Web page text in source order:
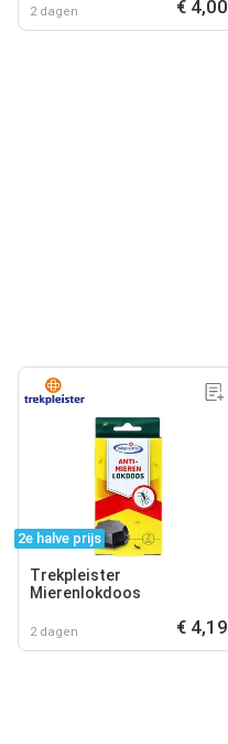
2 dagen € 4,00
2e halve prijs
Trekpleister
Mierenlokdoos
2 dagen € 4,19